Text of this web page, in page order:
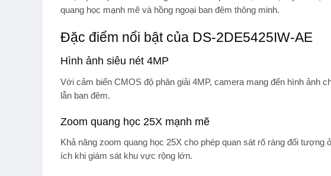
quang học mạnh mẽ và hồng ngoại ban đêm thông minh.
Đặc điểm nổi bật của DS-2DE5425IW-AE
Hình ảnh siêu nét 4MP
Với cảm biến CMOS độ phân giải 4MP, camera mang đến hình ảnh
lẫn ban đêm.
Zoom quang học 25X mạnh mẽ
Khả năng zoom quang học 25X cho phép quan sát rõ ràng đối
ích khi giám sát khu vực rộng lớn.